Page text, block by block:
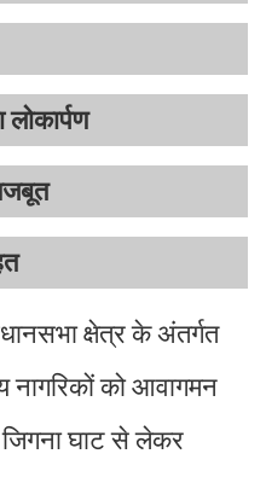
क्षेत्र के अंतर्गत
नागरिकों को आवागमन
जिगना घाट से लेकर